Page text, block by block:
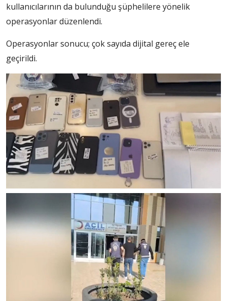
kullanıcılarının da bulunduğu şüphelilere yönelik
operasyonlar düzenlendi.
Operasyonlar sonucu; çok sayıda dijital gereç ele
geçirildi.